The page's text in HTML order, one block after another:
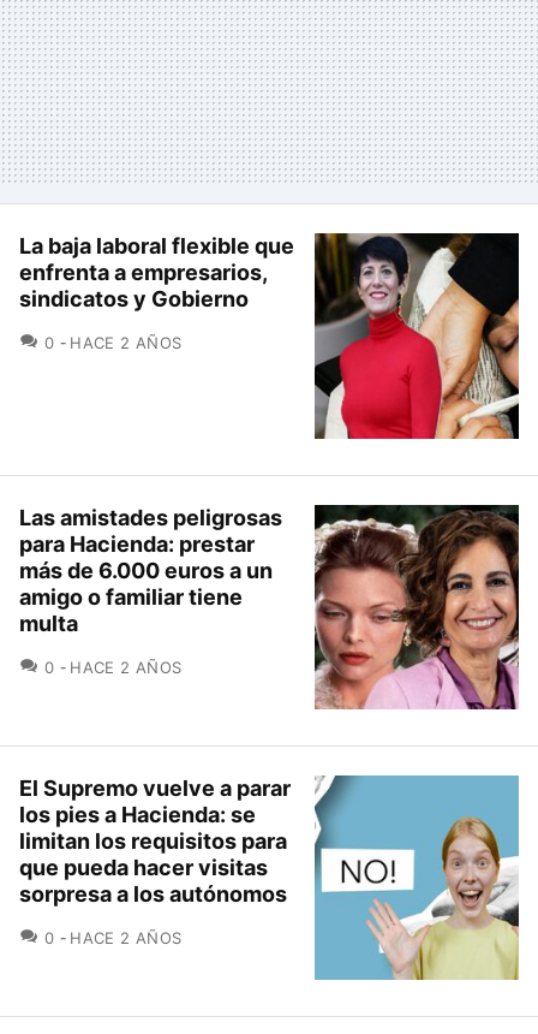
La baja laboral flexible que
enfrenta a empresarios,
sindicatos y Gobierno
0 COMENTARIOS
HACE 2 AÑOS
Las amistades peligrosas
para Hacienda: prestar
más de 6.000 euros a un
amigo o familiar tiene
multa
0 COMENTARIOS
HACE 2 AÑOS
El Supremo vuelve a parar
los pies a Hacienda: se
limitan los requisitos para
que pueda hacer visitas
sorpresa a los autónomos
0 COMENTARIOS
HACE 2 AÑOS